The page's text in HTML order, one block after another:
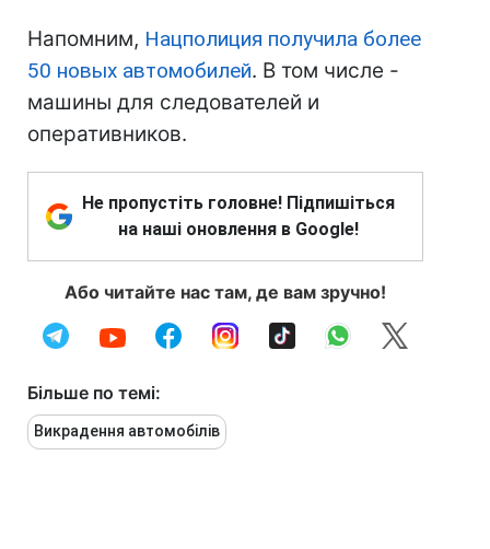
Напомним, Нацполиция получила более
50 новых автомобилей. В том числе -
машины для следователей и
оперативников.
Не пропустіть головне! Підпишіться
на наші оновлення в Google!
Або читайте нас там, де вам зручно!
Більше по темі:
Викрадення автомобілів